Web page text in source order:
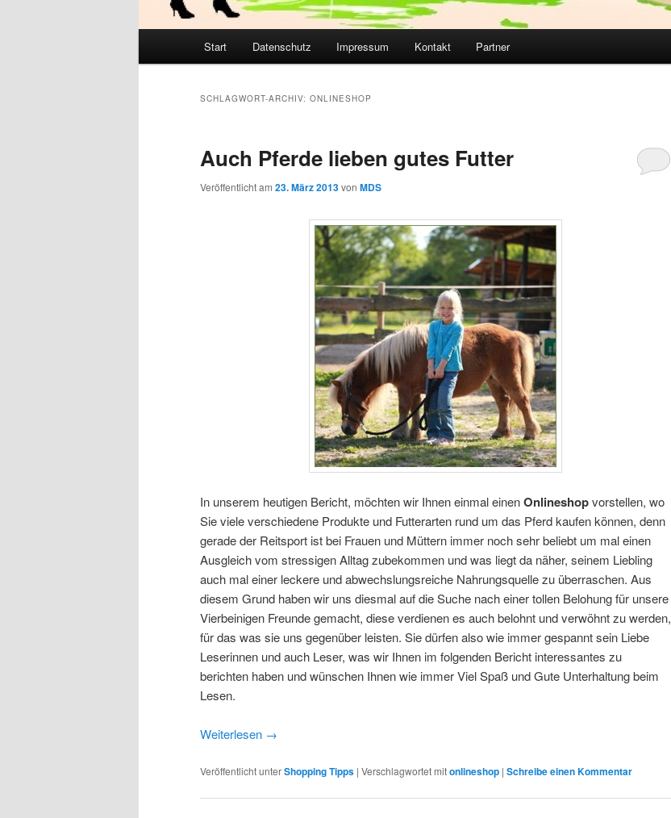
Start Datenschutz Impressum Kontakt Partner
SCHLAGWORT-ARCHIV: ONLINESHOP
Auch Pferde lieben gutes Futter
Veröffentlicht am 23. März 2013von MDS
In unserem heutigen Bericht, möchten wir Ihnen einmal einenOnlineshopvorstellen, wo
Sie viele verschiedene Produkte und Futterarten rund um das Pferd kaufen können, denn
gerade der Reitsport ist bei Frauen und Müttern immer noch sehr beliebt um mal einen
Ausgleich vom stressigen Alltag zubekommen und was liegt da näher, seinem Liebling
auch mal einer leckere und abwechslungsreiche Nahrungsquelle zu überraschen. Aus
diesem Grund haben wir uns diesmal auf die Suche nach einer tollen Belohung für unsere
Vierbeinigen Freunde gemacht, diese verdienen es auch belohnt und verwöhnt zu werden,
für das was sie uns gegenüber leisten. Sie dürfen also wie immer gespannt sein Liebe
Leserinnen und auch Leser, was wir Ihnen im folgenden Bericht interessantes zu
berichten haben und wünschen Ihnen wie immer Viel Spaß und Gute Unterhaltung beim
Lesen.
Weiterlesen →
Veröffentlicht unterShopping Tipps | Verschlagwortet mitonlineshop | Schreibe einen Kommentar